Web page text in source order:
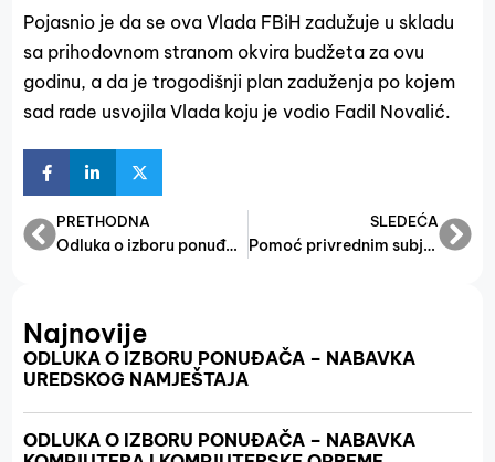
Pojasnio je da se ova Vlada FBiH zadužuje u skladu
sa prihodovnom stranom okvira budžeta za ovu
godinu, a da je trogodišnji plan zaduženja po kojem
sad rade usvojila Vlada koju je vodio Fadil Novalić.
PRETHODNA
Odluka o izboru ponuđača- Lot 2.- osiguranje automobila
SLEDEĆA
Pomoć privrednim subjektima u poplavljenim područjima u iznosu od 1.000.000,00 KM
Najnovije
ODLUKA O IZBORU PONUĐAČA – NABAVKA
UREDSKOG NAMJEŠTAJA
ODLUKA O IZBORU PONUĐAČA – NABAVKA